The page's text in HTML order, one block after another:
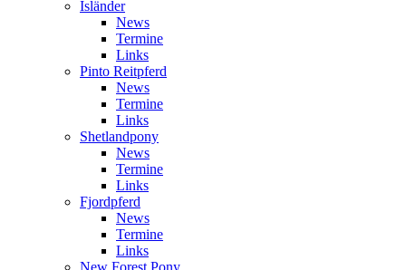
Isländer
News
Termine
Links
Pinto Reitpferd
News
Termine
Links
Shetlandpony
News
Termine
Links
Fjordpferd
News
Termine
Links
New Forest Pony